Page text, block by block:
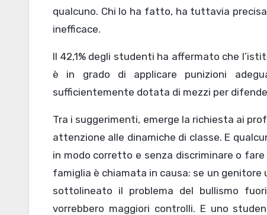
qualcuno. Chi lo ha fatto, ha tuttavia
inefficace.
Il 42,1% degli studenti ha affermato che
è in grado di applicare punizioni
sufficientemente dotata di mezzi per
Tra i suggerimenti, emerge la richiesta ai
attenzione alle dinamiche di classe. E
in modo corretto e senza discriminare o
famiglia è chiamata in causa: se un genitore
sottolineato il problema del bullismo
vorrebbero maggiori controlli. E uno